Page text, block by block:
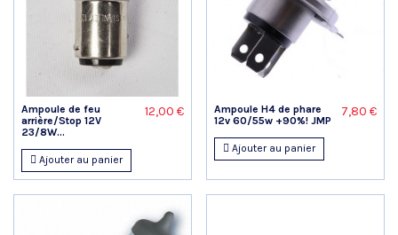
Ampoule de feu
arrière/Stop 12V
23/8W...
12,00 €
Ajouter au panier
Ampoule H4 de phare
12v 60/55w +90%! JMP
7,80 €
Ajouter au panier